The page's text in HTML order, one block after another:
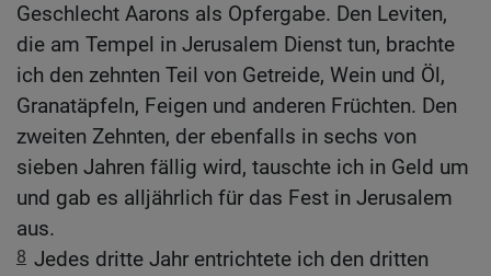
Geschlecht Aarons als Opfergabe. Den Leviten,
die am Tempel in Jerusalem Dienst tun, brachte
ich den zehnten Teil von Getreide, Wein und Öl,
Granatäpfeln, Feigen und anderen Früchten. Den
zweiten Zehnten, der ebenfalls in sechs von
sieben Jahren fällig wird, tauschte ich in Geld um
und gab es alljährlich für das Fest in Jerusalem
aus.
8 Jedes dritte Jahr entrichtete ich den dritten